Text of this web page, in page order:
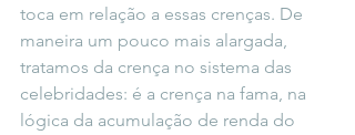
toca em relação a essas crenças. De
maneira um pouco mais alargada,
tratamos da crença no sistema das
celebridades: é a crença na fama, na
lógica da acumulação de renda do